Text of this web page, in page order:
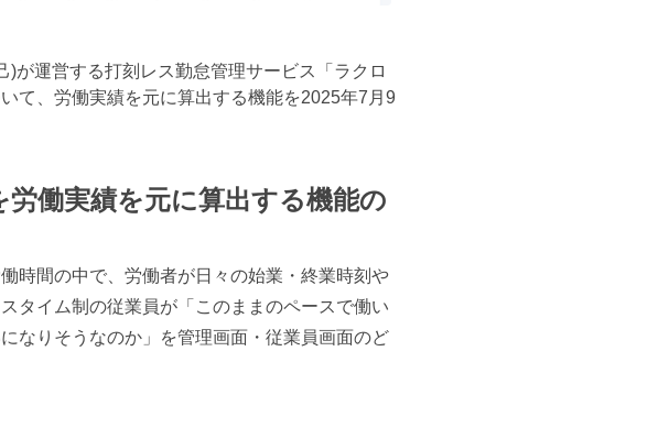
が運営する打刻レス勤怠管理サービス「ラクロ
て、労働実績を元に算出する機能を2025年7月9
働実績を元に算出する機能の
時間の中で、労働者が日々の始業・終業時刻や
タイム制の従業員が「このままのペースで働い
なりそうなのか」を管理画面・従業員画面のど